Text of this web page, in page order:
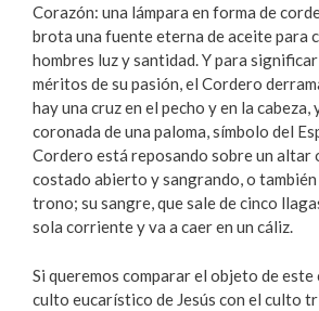
Corazón: una lámpara en forma de
brota una fuente eterna de aceite para
hombres luz y santidad. Y para
méritos de su pasión, el Cordero
hay una cruz en el pecho y en la cabeza,
coronada de una paloma, símbolo del
Cordero está reposando sobre un altar
costado abierto y sangrando, o también
trono; su sangre, que sale de cinco
sola corriente y va a caer en un cáliz.
Si queremos comparar el objeto de
culto eucarístico de Jesús con el culto